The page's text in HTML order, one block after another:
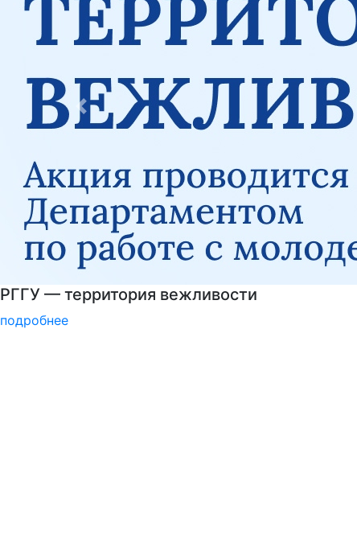
Центр карьеры
подробнее
Previous